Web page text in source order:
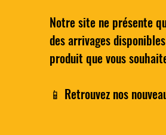
Aperçu rapide
Cocktail - Le NEGRONI du
BARTELEUR
Prix
25,00 €
Ajouter au panier
Notre site ne présente
des arrivages
produit que vous
📱 Retrouvez nos